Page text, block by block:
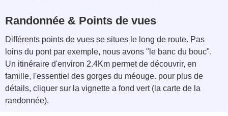
Randonnée & Points de vues
Différents points de vues se situes le long de route. Pas
loins du pont par exemple, nous avons "le banc du bouc".
Un itinéraire d'environ 2.4Km permet de découvrir, en
famille, l'essentiel des gorges du méouge. pour plus de
détails, cliquer sur la vignette a fond vert (la carte de la
randonnée).